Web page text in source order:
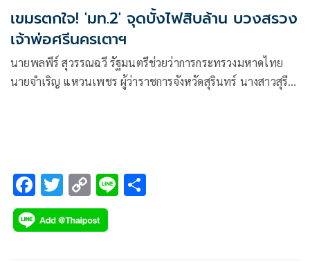
เขมรตกใจ! 'มท.2' จุดบั้งไฟสิบล้าน บวงสรวง
เจ้าพ่อศรีนครเตาฯ
นายพลพีร์ สุวรรณฉวี รัฐมนตรีช่วยว่าการกระทรวงมหาดไทย
นายจำเริญ แหวนเพชร ผู้ว่าราชการจังหวัดสุรินทร์ นางสาวสุรีย์
F
ac
e
T
wi
tt
C
o
p
Li